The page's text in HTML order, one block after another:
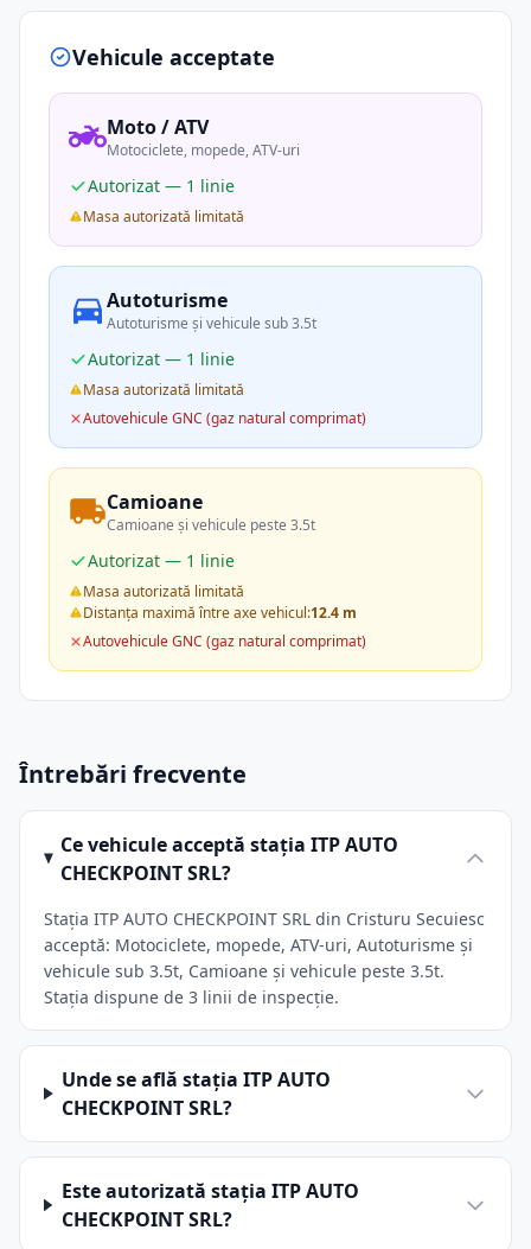
Vehicule acceptate
Moto / ATV
Motociclete, mopede, ATV-uri
Autorizat — 1 linie
Masa autorizată limitată
Autoturisme
Autoturisme și vehicule sub 3.5t
Autorizat — 1 linie
Masa autorizată limitată
Autovehicule GNC (gaz natural comprimat)
Camioane
Camioane și vehicule peste 3.5t
Autorizat — 1 linie
Masa autorizată limitată
Distanța maximă între axe vehicul:12.4 m
Autovehicule GNC (gaz natural comprimat)
Întrebări frecvente
Ce vehicule acceptă stația ITP AUTO
CHECKPOINT SRL?
Stația ITP AUTO CHECKPOINT SRL din Cristuru Secuiesc
acceptă: Motociclete, mopede, ATV-uri, Autoturisme și
vehicule sub 3.5t, Camioane și vehicule peste 3.5t.
Stația dispune de 3 linii de inspecție.
Unde se află stația ITP AUTO
CHECKPOINT SRL?
Este autorizată stația ITP AUTO
CHECKPOINT SRL?